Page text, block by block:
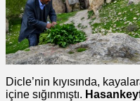
Dicle’nin kıyısında,
içine sığınmıştı.